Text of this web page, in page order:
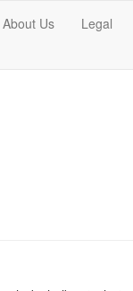
About Us Legal